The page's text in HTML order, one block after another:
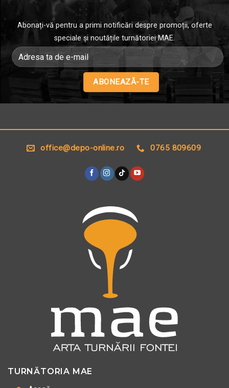
pot
fi
alese
în
produsului.
Abonați-vă pentru a primi notificări despre promoții, oferte
speciale și noutățile turnătoriei MAE.
Alternative:
office@depo-online.ro 0765 809609
TURNĂTORIA MAE